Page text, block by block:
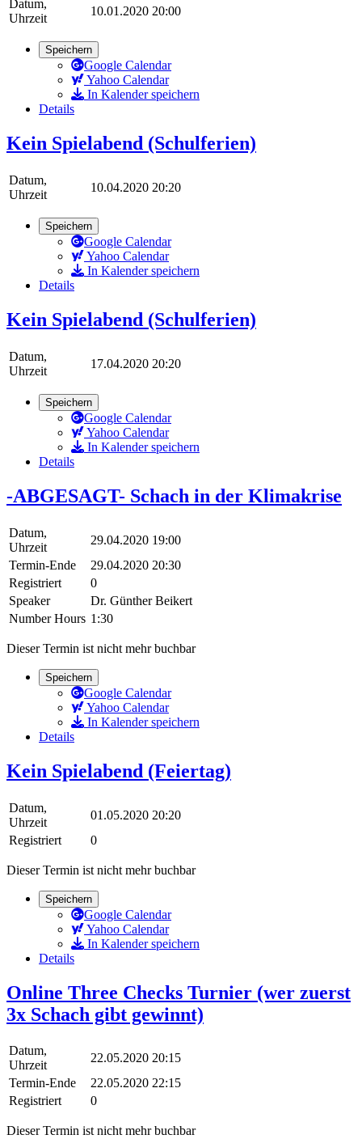
Datum,
Uhrzeit
10.01.2020 20:00
Speichern
Google Calendar
Yahoo Calendar
In Kalender speichern
Details
Kein Spielabend (Schulferien)
Datum,
Uhrzeit
10.04.2020 20:20
Speichern
Google Calendar
Yahoo Calendar
In Kalender speichern
Details
Kein Spielabend (Schulferien)
Datum,
Uhrzeit
17.04.2020 20:20
Speichern
Google Calendar
Yahoo Calendar
In Kalender speichern
Details
-ABGESAGT- Schach in der Klimakrise
Datum,
Uhrzeit
29.04.2020 19:00
Termin-Ende
29.04.2020 20:30
Registriert
0
Speaker
Dr. Günther Beikert
Number Hours 1:30
Dieser Termin ist nicht mehr buchbar
Speichern
Google Calendar
Yahoo Calendar
In Kalender speichern
Details
Kein Spielabend (Feiertag)
Datum,
Uhrzeit
01.05.2020 20:20
Registriert
0
Dieser Termin ist nicht mehr buchbar
Speichern
Google Calendar
Yahoo Calendar
In Kalender speichern
Details
Online Three Checks Turnier (wer zuerst
3x Schach gibt gewinnt)
Datum,
Uhrzeit
22.05.2020 20:15
Termin-Ende
22.05.2020 22:15
Registriert
0
Dieser Termin ist nicht mehr buchbar